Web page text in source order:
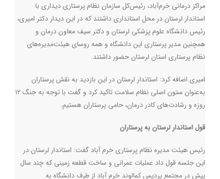
مراکز درمانی خرم‌آباد، رئیس‌کل سازمان نظام پرستاری دیداری با
استاندار لرستان در محل استانداری داشتند که در این دیدار دکتر امیری،
رئیس دانشگاه علوم پزشکی لرستان و دکتر سیف معاون درمان و
همچنین مدیر پرستاری این دانشگاه و همه روسای هیئت‌مدیره‌های
نظام پرستاری استان لرستان حضور داشتند.
امیری اضافه کرد: استاندار لرستان در این بازدید به نقش پرستاران
به‌عنوان ستون اصلی نظام سلامت تاکید کرد و گفت با توجه به جنگ ۱۲
روزه و رشادت‌های کادر درمان، حامی پرستاران هستیم.
قول استاندار لرستان به پرستاران
رئیس هیئت مدیره نظام پرستاری خرم آباد گفت: استاندار لرستان در
این جلسه قول داد عملیات عمرانی و ساخت قطعه زمینی که چند سال
پیش در مجتمع پردیس کمالوند خرم آباد از طرف دانشگاه به